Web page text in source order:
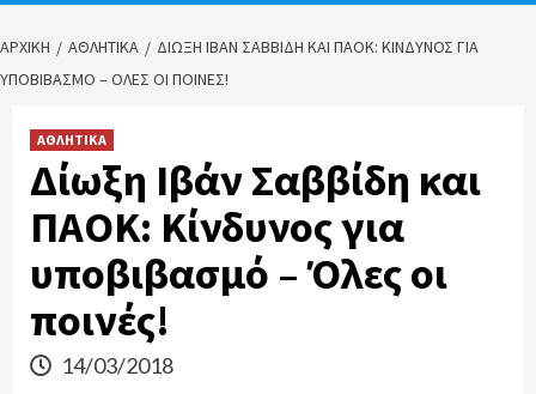
ΑΡΧΙΚΉ ΑΘΛΗΤΙΚΑ
ΔΊΩΞΗ ΙΒΆΝ ΣΑΒΒΊΔΗ ΚΑΙ ΠΑΟΚ: ΚΊΝΔΥΝΟΣ ΓΙΑ
ΥΠΟΒΙΒΑΣΜΌ – ΌΛΕΣ ΟΙ ΠΟΙΝΈΣ!
ΑΘΛΗΤΙΚΑ
Δίωξη Ιβάν Σαββίδη και
ΠΑΟΚ: Κίνδυνος για
υποβιβασμό – Όλες οι
ποινές!
14/03/2018